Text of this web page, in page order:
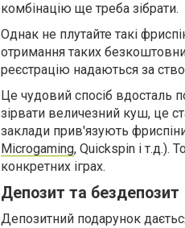
комбінацію ще треба зібрати.
Однак не плутайте такі
отримання таких
реєстрацію надаються за
Це чудовий спосіб вдосталь
зірвати величезний куш, це
заклади прив'язують
Microgaming, Quickspin і т.д.).
конкретних іграх.
Депозит та бездепозит
Депозитний подарунок